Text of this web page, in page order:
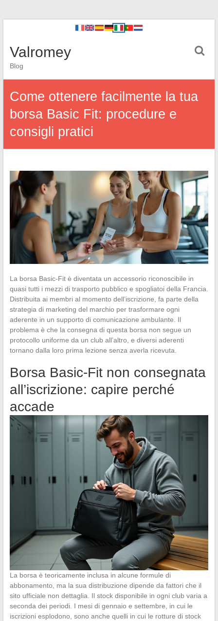
Valromey
Blog
Come ottenere facilmente la tua
borsa Basic Fit: procedure e
consigli pratici
La borsa Basic-Fit è diventata un accessorio riconoscibile in
quasi tutti i mezzi di trasporto pubblico e spogliatoi della Francia.
Distribuita ai membri al momento dell’iscrizione, fa parte della
strategia di marketing del marchio per trasformare ogni
aderente in un supporto di comunicazione ambulante. Il
problema è che la consegna di questa borsa non segue un
protocollo uniforme da un club all’altro, e diversi aderenti
tornano dalla loro prima lezione senza averla ricevuta.
Borsa Basic-Fit non consegnata
all’iscrizione: capire perché
accade
La borsa è teoricamente inclusa in alcune formule di
abbonamento, ma la sua distribuzione dipende da fattori che il
sito ufficiale non dettaglia. Il stock disponibile in ogni club varia a
seconda dei periodi. I mesi di gennaio e settembre, in cui le
iscrizioni esplodono, sono anche quelli in cui le rotture di stock